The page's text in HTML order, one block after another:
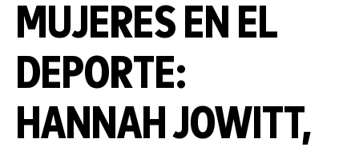
MUJERES EN EL
DEPORTE:
HANNAH JOWITT,